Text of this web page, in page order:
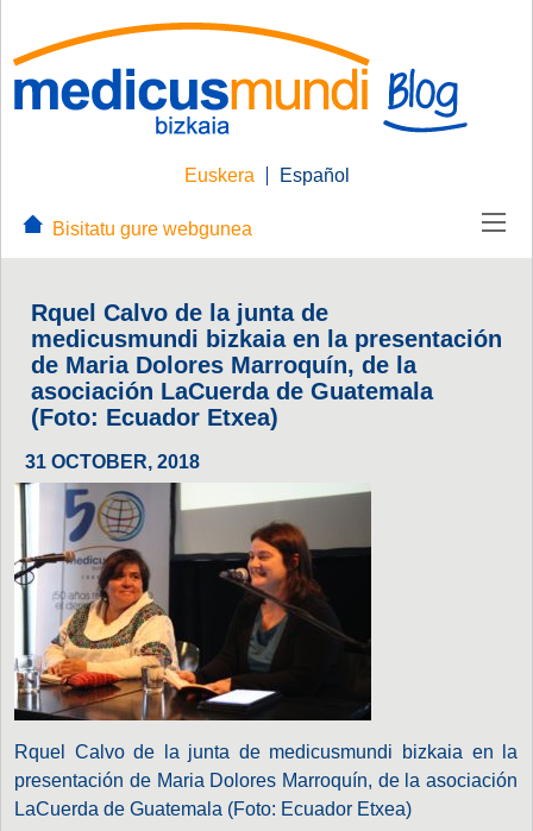
Euskera Español
Bisitatu gure webgunea
Rquel Calvo de la junta de
medicusmundi bizkaia en la presentación
de Maria Dolores Marroquín, de la
asociación LaCuerda de Guatemala
(Foto: Ecuador Etxea)
31 OCTOBER, 2018
Rquel Calvo de la junta de medicusmundi bizkaia en la
presentación de Maria Dolores Marroquín, de la asociación
LaCuerda de Guatemala (Foto: Ecuador Etxea)